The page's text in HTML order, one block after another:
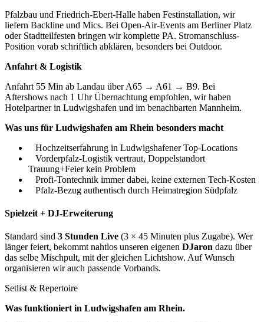
Pfalzbau und Friedrich-Ebert-Halle haben Festinstallation, wir
liefern Backline und Mics. Bei Open-Air-Events am Berliner Platz
oder Stadtteilfesten bringen wir komplette PA. Stromanschluss-
Position vorab schriftlich abklären, besonders bei Outdoor.
Anfahrt & Logistik
Anfahrt 55 Min ab Landau über A65 → A61 → B9. Bei
Aftershows nach 1 Uhr Übernachtung empfohlen, wir haben
Hotelpartner in Ludwigshafen und im benachbarten Mannheim.
Was uns für Ludwigshafen am Rhein besonders macht
Hochzeitserfahrung in Ludwigshafener Top-Locations
Vorderpfalz-Logistik vertraut, Doppelstandort
Trauung+Feier kein Problem
Profi-Tontechnik immer dabei, keine externen Tech-Kosten
Pfalz-Bezug authentisch durch Heimatregion Südpfalz
Spielzeit + DJ-Erweiterung
Standard sind 3 Stunden Live (3 × 45 Minuten plus Zugabe). Wer
länger feiert, bekommt nahtlos unseren eigenen DJaron dazu über
das selbe Mischpult, mit der gleichen Lichtshow. Auf Wunsch
organisieren wir auch passende Vorbands.
Setlist & Repertoire
Was funktioniert in Ludwigshafen am Rhein.